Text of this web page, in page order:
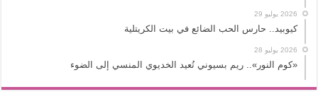
2026 يوليو 29
كيوبيد.. حارس الحب الضائع في بيت الكريتلية
2026 يوليو 28
«كوم النور».. ريم بسيوني تُعيد الخديوي المنسي إلى الضوء